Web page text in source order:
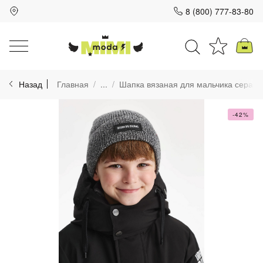
8 (800) 777-83-80
Назад Главная ... Шапка вязаная для мальчика серая
-42%
Для клиентов всех банков
Разбейте
на части
без переплат
График платежей